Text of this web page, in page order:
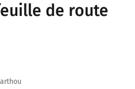
de route